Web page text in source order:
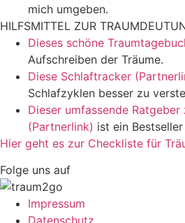
mich umgeben.
HILFSMITTEL ZUR
Dieses schöne
Aufschreiben der Träume.
Diese Schlaftracker
Schlafzyklen besser zu
Dieser umfassende
(Partnerlink) ist ein
Hier geht es zur Checkliste für
Folge uns auf
Impressum